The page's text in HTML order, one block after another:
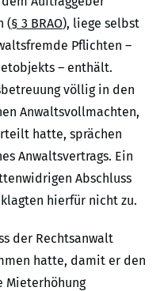
(§ 3 BRAO), liege selbst
Pflichten –
– enthält.
völlig in den
Anwaltsvollmachten,
hatte, sprächen
Anwaltsvertrags. Ein
Abschluss
hierfür nicht zu.
der Rechtsanwalt
hatte, damit er den
Mieterhöhung